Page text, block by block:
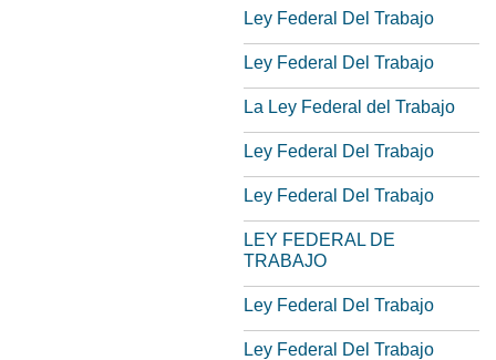
Ley Federal Del Trabajo
Ley Federal Del Trabajo
La Ley Federal del Trabajo
Ley Federal Del Trabajo
Ley Federal Del Trabajo
LEY FEDERAL DE
TRABAJO
Ley Federal Del Trabajo
Ley Federal Del Trabajo